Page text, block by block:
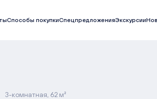
Способы покупкиСпецпредложенияЭкскурсии
3-комнатная, 62 м²